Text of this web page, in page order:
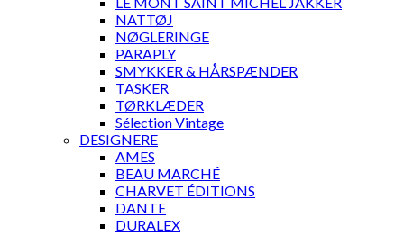
NATTØJ
NØGLERINGE
PARAPLY
SMYKKER & HÅRSPÆNDER
TASKER
TØRKLÆDER
Sélection Vintage
DESIGNERE
AMES
BEAU MARCHÉ
CHARVET ÉDITIONS
DANTE
DURALEX